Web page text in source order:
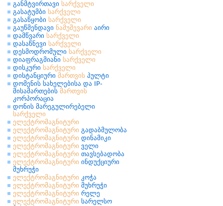
განმტვირთავი სარქველი
გასატუმბი სარქველი
გასაწყობი სარქველი
გაუწმენდავი ნამუშევარი აირი
დამწვარი სარქველი
დასაწნევი სარქველი
დესმოდრომული სარქველი
დიაფრაგმიანი სარქველი
დისკური სარქველი
დისტანციური მართვის პულტი
დომენის სახელებისა და IP-
მისამართების მართვის
კორპორაცია
დონის მარეგულირებელი
სარქველი
ელექტრომაგნიტური
ელექტრომაგნიტური გადაბმულობა
ელექტრომაგნიტური დინამიკი
ელექტრომაგნიტური ველი
ელექტრომაგნიტური თავსებადობა
ელექტრომაგნიტური ინდუქციური
მუხრუჭი
ელექტრომაგნიტური კოჭა
ელექტრომაგნიტური მუხრუჭი
ელექტრომაგნიტური რელე
ელექტრომაგნიტური სარელსო